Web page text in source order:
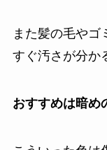
また髪の毛やゴ
すぐ汚さが分か
おすすめは暗め